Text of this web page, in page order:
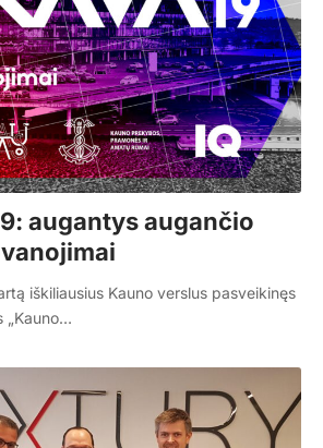
augantys augančio
iškiliausius Kauno verslus pasveikinęs
„Kauno…